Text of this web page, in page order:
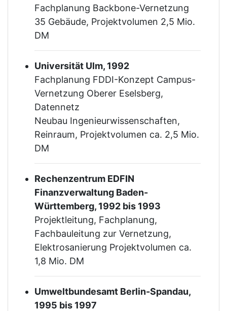
Fachplanung Backbone-Vernetzung
35 Gebäude, Projektvolumen 2,5 Mio.
DM
Universität Ulm, 1992
Fachplanung FDDI-Konzept Campus-
Vernetzung Oberer Eselsberg,
Datennetz
Neubau Ingenieurwissenschaften,
Reinraum, Projektvolumen ca. 2,5 Mio.
DM
Rechenzentrum EDFIN
Finanzverwaltung Baden-
Württemberg, 1992 bis 1993
Projektleitung, Fachplanung,
Fachbauleitung zur Vernetzung,
Elektrosanierung Projektvolumen ca.
1,8 Mio. DM
Umweltbundesamt Berlin-Spandau,
1995 bis 1997